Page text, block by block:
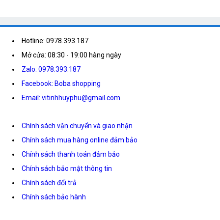
Hotline: 0978.393.187
Mở cửa: 08:30 - 19:00 hàng ngày
Zalo: 0978.393.187
Facebook: Boba shopping
Email: vitinhhuyphu@gmail.com
Chính sách vận chuyển và giao nhận
Chính sách mua hàng online đảm bảo
Chính sách thanh toán đảm bảo
Chính sách bảo mật thông tin
Chính sách đổi trả
Chính sách bảo hành